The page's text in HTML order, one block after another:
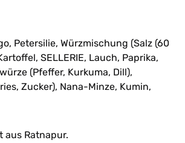
Petersilie, Würzmischung (Salz (60
SELLERIE, Lauch, Paprika,
(Pfeffer, Kurkuma, Dill),
Zucker), Nana-Minze, Kumin,
aus Ratnapur.